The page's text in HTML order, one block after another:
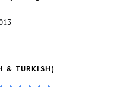
& TURKISH)